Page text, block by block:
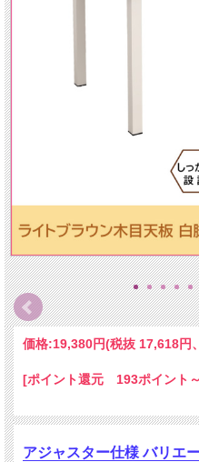
価格:19,380円(税抜 17,618円
[ポイント還元 193ポイント
アジャスター仕様 バリエ